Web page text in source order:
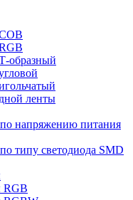
образный
ленты
напряжению питания
типу светодиода SMD
RGB